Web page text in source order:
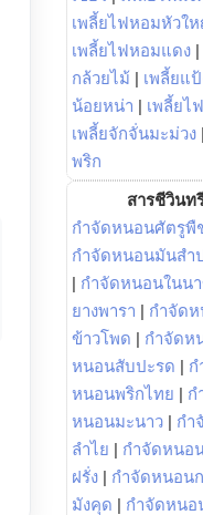
เพลี้ยไฟหอมหัวใ
เพลี้ยไฟหอมแดง |
กล้วยไม้ | เพลี้ยแ
น้อยหน่า | เพลี้ยไ
เพลี้ยจักจั่นมะม่วง |
พริก
สารชีวินท
กำจัดหนอนศัตรูพื
กำจัดหนอนมันสำ
| กำจัดหนอนในน
ยางพารา | กำจัด
ข้าวโพด | กำจัดห
หนอนสับปะรด | ก
หนอนพริกไทย | ก
หนอนมะนาว | กำ
ลำไย | กำจัดหนอ
ฝรั่ง | กำจัดหนอน
มังคุด | กำจัดหนอ